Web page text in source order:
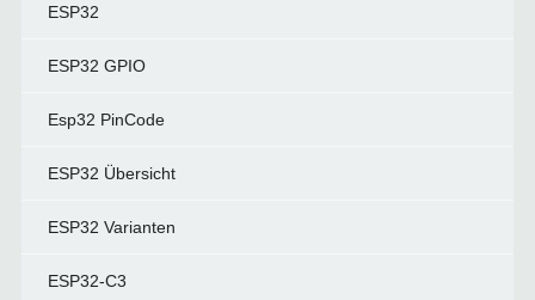
ESP32
ESP32 GPIO
Esp32 PinCode
ESP32 Übersicht
ESP32 Varianten
ESP32-C3